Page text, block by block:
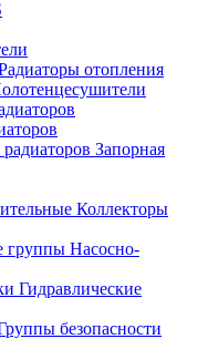
отопления
Запорная
Коллекторы
Насосно-
Гидравлические
безопасности